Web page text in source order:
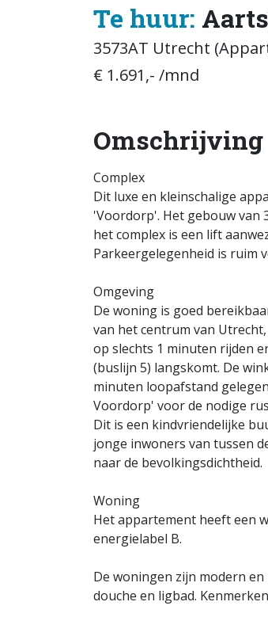
Te huur:
3573AT Utrecht
€ 1.691,- /mnd
Omschrijving
Complex
Dit luxe en kleinschalige
'Voordorp'. Het gebouw van
het complex is een lift
Parkeergelegenheid is ruim
Omgeving
De woning is goed
van het centrum van
op slechts 1 minuten rijden
(buslijn 5) langskomt. De
minuten loopafstand
Voordorp' voor de nodige
Dit is een kindvriendelijke
jonge inwoners van tussen
naar de bevolkingsdichtheid.
Woning
Het appartement heeft een
energielabel B.
De woningen zijn modern
douche en ligbad.